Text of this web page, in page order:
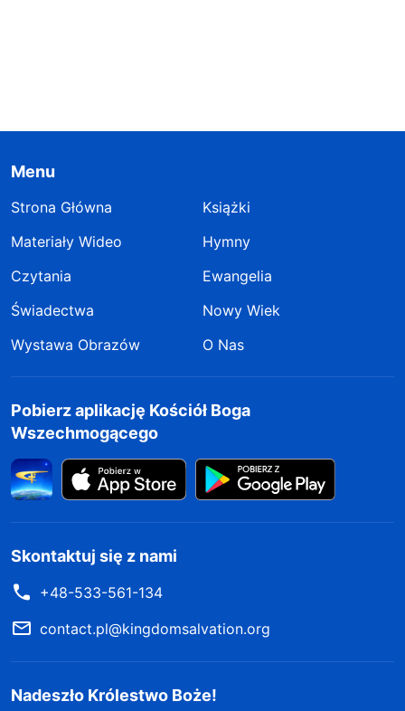
Menu
Strona Główna
Książki
Materiały Wideo
Hymny
Czytania
Ewangelia
Świadectwa
Nowy Wiek
Wystawa Obrazów
O Nas
Pobierz aplikację Kościół Boga
Wszechmogącego
Skontaktuj się z nami
+48-533-561-134
contact.pl@kingdomsalvation.org
Nadeszło Królestwo Boże!